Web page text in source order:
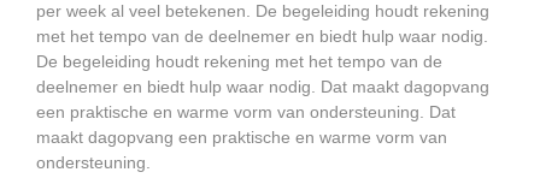
per week al veel betekenen. De begeleiding houdt rekening
met het tempo van de deelnemer en biedt hulp waar nodig.
De begeleiding houdt rekening met het tempo van de
deelnemer en biedt hulp waar nodig. Dat maakt dagopvang
een praktische en warme vorm van ondersteuning. Dat
maakt dagopvang een praktische en warme vorm van
ondersteuning.